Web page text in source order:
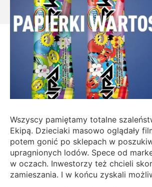
Wszyscy pamiętamy totalne
Ekipą. Dzieciaki masowo oglądały
potem gonić po sklepach w
upragnionych lodów. Spece od
w oczach. Inwestorzy też chcieli
zamieszania. I w końcu zyskali